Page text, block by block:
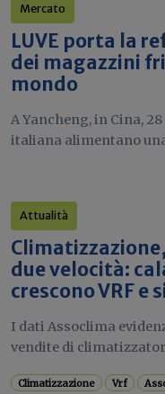
Mercato
LUVE porta la
dei magazzini
mondo
A Yancheng, in Cina,
italiana alimentano
Attualità
due velocità:
crescono VRF e
I dati Assoclima
vendite di
Climatizzazione Vrf